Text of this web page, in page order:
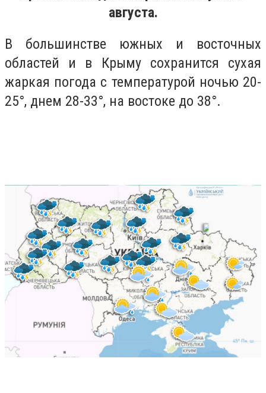
августа.
В большинстве южных и восточных
областей и в Крыму сохранится сухая
жаркая погода с температурой ночью 20-
25°, днем 28-33°, на востоке до 38°.